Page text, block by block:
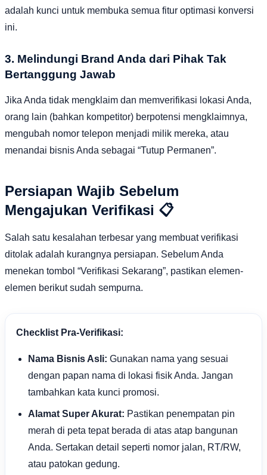
adalah kunci untuk membuka semua fitur optimasi konversi
ini.
3. Melindungi Brand Anda dari Pihak Tak
Bertanggung Jawab
Jika Anda tidak mengklaim dan memverifikasi lokasi Anda,
orang lain (bahkan kompetitor) berpotensi mengklaimnya,
mengubah nomor telepon menjadi milik mereka, atau
menandai bisnis Anda sebagai “Tutup Permanen”.
Persiapan Wajib Sebelum
Mengajukan Verifikasi 📋
Salah satu kesalahan terbesar yang membuat verifikasi
ditolak adalah kurangnya persiapan. Sebelum Anda
menekan tombol “Verifikasi Sekarang”, pastikan elemen-
elemen berikut sudah sempurna.
Checklist Pra-Verifikasi:
Nama Bisnis Asli: Gunakan nama yang sesuai
dengan papan nama di lokasi fisik Anda. Jangan
tambahkan kata kunci promosi.
Alamat Super Akurat: Pastikan penempatan pin
merah di peta tepat berada di atas atap bangunan
Anda. Sertakan detail seperti nomor jalan, RT/RW,
atau patokan gedung.